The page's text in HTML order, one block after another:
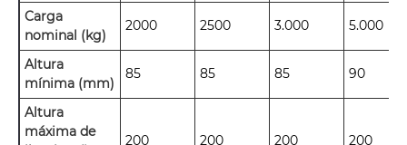
Carga
nominal (kg)
2000 2500 3.000 5.000
Altura
mínima (mm)
85 85 85 90
Altura
máxima de
200 200 200 200